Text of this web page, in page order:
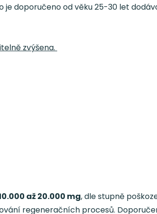
je doporučeno od věku 25-30 let
zvýšena.
až 20.000 mg, dle stupně
regeneračních procesů.